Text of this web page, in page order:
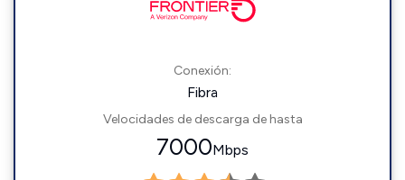
Conexión:
Fibra
Velocidades de descarga de hasta
7000Mbps